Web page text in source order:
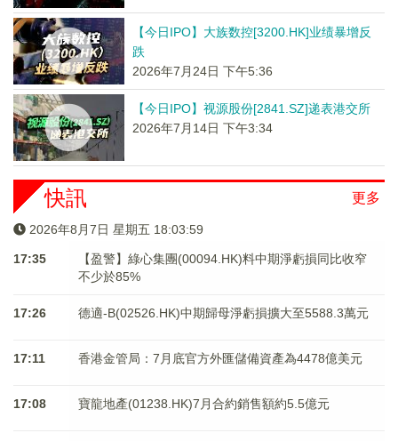
【今日IPO】大族数控[3200.HK]业绩暴增反
跌
2026年7月24日 下午5:36
【今日IPO】视源股份[2841.SZ]递表港交所
2026年7月14日 下午3:34
更多
快訊
2026年8月7日 星期五 18:03:59
17:35
【盈警】綠心集團(00094.HK)料中期淨虧損同比收窄
不少於85%
17:26 德適-B(02526.HK)中期歸母淨虧損擴大至5588.3萬元
17:11 香港金管局：7月底官方外匯儲備資產為4478億美元
17:08 寶龍地產(01238.HK)7月合約銷售額約5.5億元